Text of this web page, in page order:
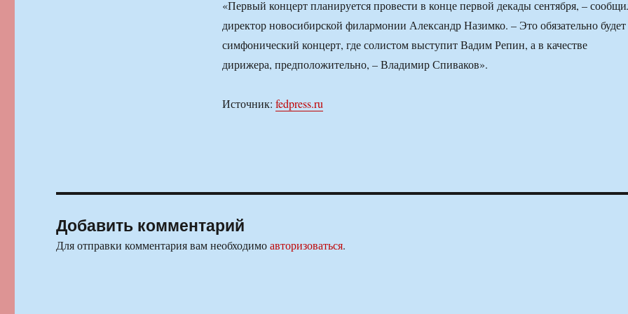
«Первый концерт планируется провести в конце первой декады сентября, –
директор новосибирской филармонии Александр Назимко. – Это обязательно будет
симфонический концерт, где солистом выступит Вадим Репин, а в качестве
дирижера, предположительно, – Владимир Спиваков».
Источник: fedpress.ru
Добавить комментарий
Для отправки комментария вам необходимоавторизоваться.